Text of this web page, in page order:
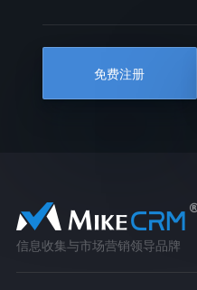
免费注册
信息收集与市场营销领导品牌